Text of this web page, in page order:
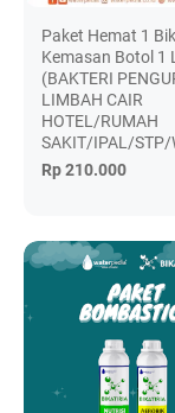
Paket Hemat 1
Kemasan Botol 1
(BAKTERI
LIMBAH CAIR
HOTEL/RUMAH
SAKIT/IPAL/STP/
Rp 210.000